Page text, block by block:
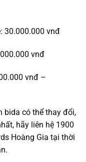
30.000.000 vnđ
vnđ
vnđ –
bida có thể thay đổi,
hãy liên hệ 1900
Hoàng Gia tại thời